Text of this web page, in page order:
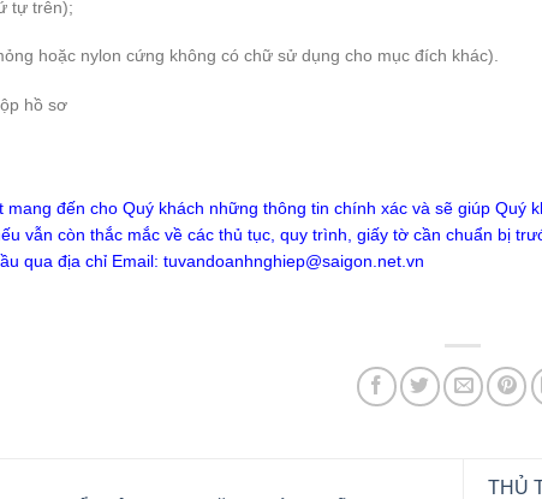
tự trên);
hoặc nylon cứng không có chữ sử dụng cho mục đích khác).
hồ sơ
mang đến cho Quý khách những thông tin chính xác và sẽ giúp
vẫn còn thắc mắc về các thủ tục, quy trình, giấy tờ cần chuẩn bị
qua địa chỉ Email: tuvandoanhnghiep@saigon.net.vn
THỦ